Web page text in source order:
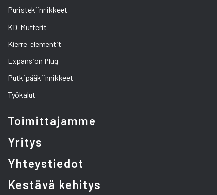
Puristekiinnikkeet
KD-Mutterit
Kierre-elementit
Expansion Plug
Putkipääkiinnikkeet
Työkalut
Toimittajamme
Yritys
Yhteystiedot
Kestävä kehitys